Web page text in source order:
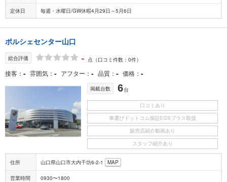
定休日 毎週・水曜日/GW休暇4月29日～5月6日
ポルシェセンター山口
総合評価 - 点 （口コミ件数：0件）
接客 - 雰囲気 - アフター - 品質 - 価格 -
掲載台数 6台
口コミあり
車選びドットコム保証EGSプラス取扱
販売店紹介動画あり
スタッフ紹介あり
住所 山口県山口市大内千坊6-2-1 MAP
営業時間 0930〜1800